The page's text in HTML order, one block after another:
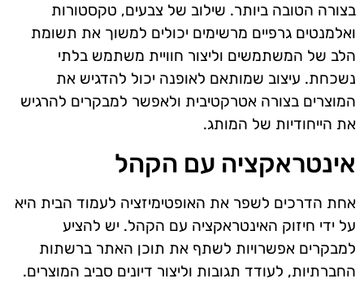
בצורה הטובה ביותר. שילוב של צבעים, טקסטורות
ואלמנטים גרפיים מרשימים יכולים למשוך את תשומת
הלב של המשתמשים וליצור חוויית משתמש בלתי
נשכחת. עיצוב שמותאם לאופנה יכול להדגיש את
המוצרים בצורה אטרקטיבית ולאפשר למבקרים להרגיש
את הייחודיות של המותג.
אינטראקציה עם הקהל
אחת הדרכים לשפר את האופטימיזציה לעמוד הבית היא
על ידי חיזוק האינטראקציה עם הקהל. יש להציע
למבקרים אפשרויות לשתף את תוכן האתר ברשתות
החברתיות, לעודד תגובות וליצור דיונים סביב המוצרים.